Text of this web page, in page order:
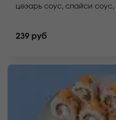
цезарь соус, спайси
входят в стоимость
может отличаться от фото
239 руб